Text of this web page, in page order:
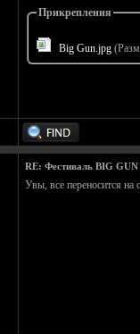
Прикрепления
Big Gun.jpg
RE: Фестиваль BIG GUN
Увы, все переносится